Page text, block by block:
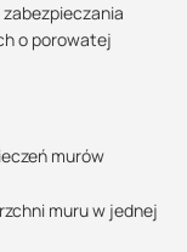
o porowatej
murów
muru w jednej